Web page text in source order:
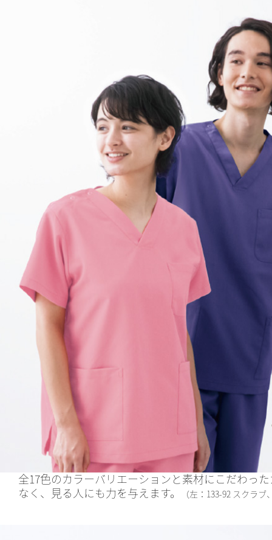
全17色のカラーバリエーションと素材にこだわっ
なく、見る人にも力を与えます。
（左：133-92 スクラ